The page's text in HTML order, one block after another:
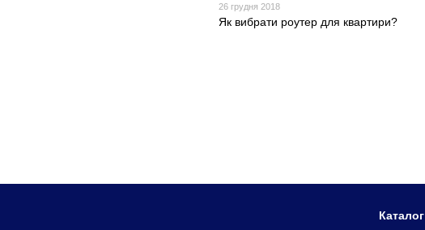
26 грудня 2018
Як вибрати роутер для квартири?
Каталог